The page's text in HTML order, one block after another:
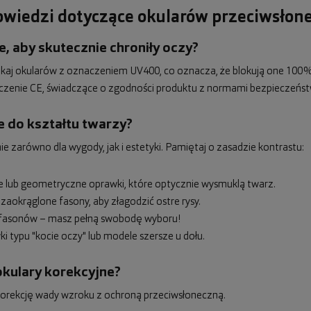
dotyczące okularów
aby skutecznie chroniły oczy?
okularów z oznaczeniem UV400, co oznacza, że blokują one
CE, świadczące o zgodności produktu z normami
do kształtu twarzy?
zarówno dla wygody, jak i estetyki. Pamiętaj o zasadzie kontrastu:
lub geometryczne oprawki, które optycznie wysmuklą twarz.
fasony, aby złagodzić ostre rysy.
– masz pełną swobodę wyboru!
typu "kocie oczy" lub modele szersze u dołu.
korekcyjne?
wady wzroku z ochroną przeciwsłoneczną.